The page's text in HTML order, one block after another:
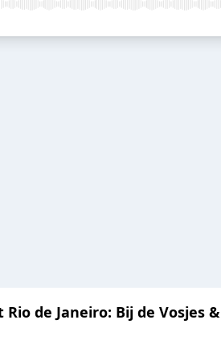
de Janeiro: Bij de Vosjes